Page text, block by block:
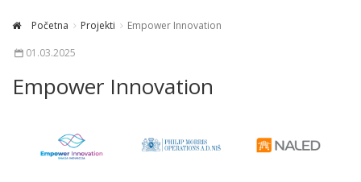
Početna Projekti
Empower Innovation
01.03.2025
Empower Innovation